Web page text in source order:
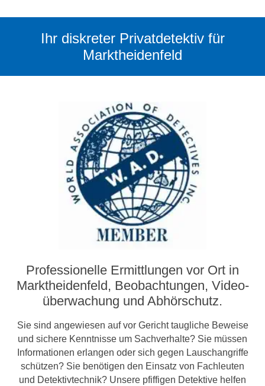
Ihr diskreter Privatdetektiv für
Marktheidenfeld
Professionelle Ermittlungen vor Ort in
Marktheidenfeld, Beobachtungen, Video­­
überwachung und Abhörschutz.
Sie sind angewiesen auf vor Gericht taugliche Beweise
und sichere Kenntnisse um Sachverhalte? Sie müssen
Informationen erlangen oder sich gegen Lauschangriffe
schützen? Sie benötigen den Einsatz von Fachleuten
und Detektivtechnik? Unsere pfiffigen Detektive helfen